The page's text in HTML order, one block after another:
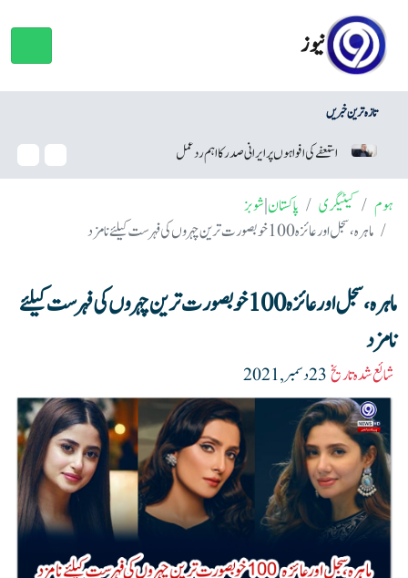
نیوز
تازہ ترین خبریں
افواہوں پر ایرانی صدر کا اہم ردعمل وائٹ ہاؤس بال روم
ہوم کیٹیگری پاکستان|شوبز
ماہرہ، سجل اور عائزہ 100 خوبصورت ترین چہروں کی فہرست کیلئے نامزد
ماہرہ، سجل اور عائزہ 100 خوبصورت ترین چہروں کی فہرست کیلئے
نامزد
شائع شدہ تاریخ